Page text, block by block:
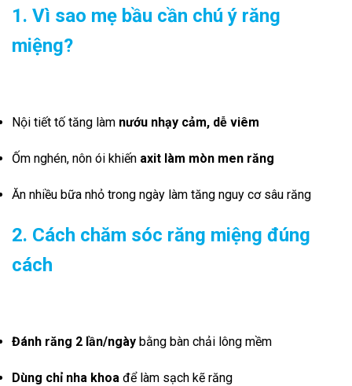
1. Vì sao mẹ bầu cần chú ý răng
miệng?
Nội tiết tố tăng làm nướu nhạy cảm, dễ viêm
Ốm nghén, nôn ói khiến axit làm mòn men răng
Ăn nhiều bữa nhỏ trong ngày làm tăng nguy cơ sâu răng
2. Cách chăm sóc răng miệng đúng
cách
Đánh răng 2 lần/ngày bằng bàn chải lông mềm
Dùng chỉ nha khoa để làm sạch kẽ răng